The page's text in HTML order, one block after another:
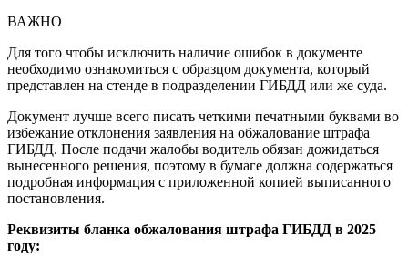
ВАЖНО
Для того чтобы исключить наличие ошибок в документе
необходимо ознакомиться с образцом документа, который
представлен на стенде в подразделении ГИБДД или же суда.
Документ лучше всего писать четкими печатными буквами во
избежание отклонения заявления на обжалование штрафа
ГИБДД. После подачи жалобы водитель обязан дожидаться
вынесенного решения, поэтому в бумаге должна содержаться
подробная информация с приложенной копией выписанного
постановления.
Реквизиты бланка обжалования штрафа ГИБДД в 2025
году: